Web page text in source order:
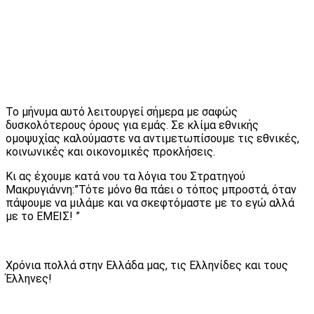
Το μήνυμα αυτό λειτουργεί σήμερα με σαφώς
δυσκολότερους όρους για εμάς. Σε κλίμα εθνικής
ομοψυχίας καλούμαστε να αντιμετωπίσουμε τις εθνικές,
κοινωνικές και οικονομικές προκλήσεις.
Κι ας έχουμε κατά νου τα λόγια του Στρατηγού
Μακρυγιάννη:”Τότε μόνο θα πάει ο τόπος μπροστά, όταν
πάψουμε να μιλάμε και να σκεφτόμαστε με το εγώ αλλά
με το ΕΜΕΙΣ! ”
Χρόνια πολλά στην Ελλάδα μας, τις Ελληνίδες και τους
Έλληνες!